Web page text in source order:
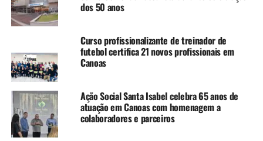
acolher e a tratar os
desastres climáticos
ocorridos no território
nacional, porque nunca
antes na história desse país
o governo acolheu tão
rápido e de forma tão
dos 50 anos
Curso profissionalizante de treinador de
futebol certifica 21 novos profissionais em
Canoas
Ação Social Santa Isabel celebra 65 anos de
atuação em Canoas com homenagem a
colaboradores e parceiros